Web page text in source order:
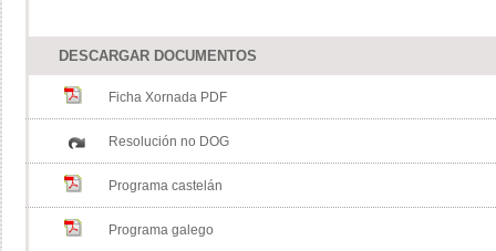
DESCARGAR DOCUMENTOS
Ficha Xornada PDF
Resolución no DOG
Programa castelán
Programa galego